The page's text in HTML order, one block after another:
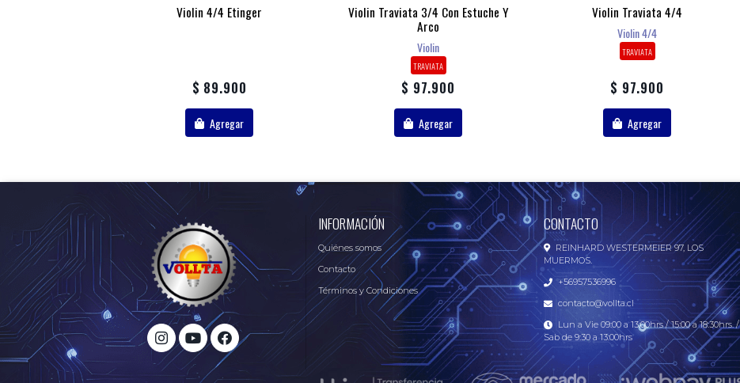
Violin 4/4 Etinger
$ 89.900
Agregar
Violin Traviata 3/4 Con Estuche Y
Arco
Violin
TRAVIATA
$ 97.900
Agregar
Violin Traviata 4/4
Violin 4/4
TRAVIATA
$ 97.900
Agregar
INFORMACIÓN
Quiénes somos
Contacto
Términos y Condiciones
CONTACTO
REINHARD WESTERMEIER 97, LOS
MUERMOS.
+56957536996
contacto@vollta.cl
Lun a Vie 09:00 a 13:00hrs / 15:00 a 18:30hrs. /
Sab de 9:30 a 13:00hrs